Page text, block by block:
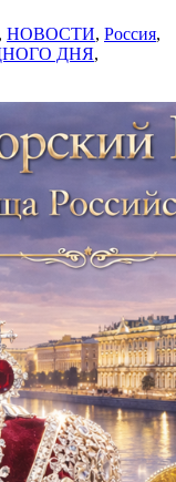
, НОВОСТИ, Россия,
ДНЯ,